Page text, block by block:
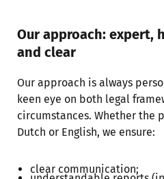
Our approach: expert,
and clear
Our approach is always
keen eye on both legal
circumstances. Whether the
Dutch or English, we ensure:
clear communication;